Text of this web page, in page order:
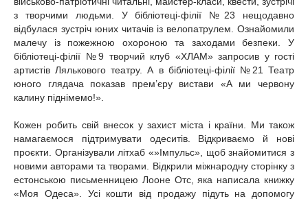
з творчими людьми. У бібліотеці-філії №23 нещодавно
відбулася зустріч юних читачів із велопатрулем. Ознайомили
малечу із пожежною охороною та заходами безпеки. У
бібліотеці-філії №9 творчий клуб «ХЛАМ» запросив у гості
артистів Лялькового театру. А в бібліотеці-філії №21 Театр
юного глядача показав прем’єру вистави «А ми червону
калину піднімемо!».
Кожен робить свій внесок у захист міста і країни. Ми також
намагаємося підтримувати одеситів. Відкриваємо й нові
проєкти. Організували літхаб «»Імпульс», щоб знайомитися з
новими авторами та творами. Відкрили міжнародну сторінку з
естонською письменницею Лооне Отс, яка написала книжку
«Моя Одеса». Усі кошти від продажу підуть на допомогу